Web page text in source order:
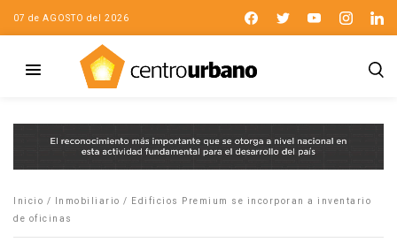
07 de AGOSTO del 2026
Inicio / Inmobiliario /
Edificios Premium se incorporan a inventario
de oficinas